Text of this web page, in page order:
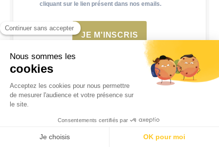
cliquant sur le lien présent dans nos emails.
JE M'INSCRIS
CONTENU SPONSORISÉ PARVoir plus de contenus sponsorisés